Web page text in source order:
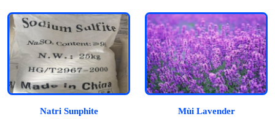
Natri Sunphite
Mùi Lavender